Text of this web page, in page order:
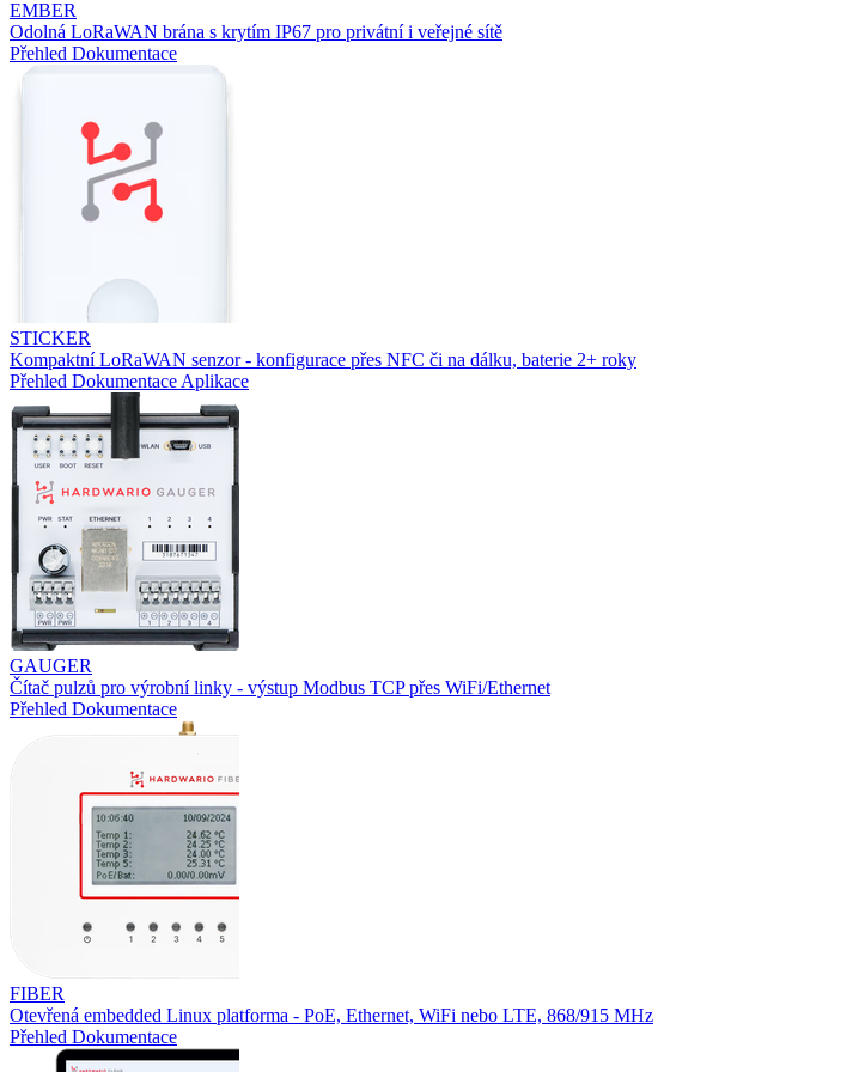
EMBER
Odolná LoRaWAN brána s krytím IP67 pro privátní i veřejné sítě
Přehled Dokumentace
STICKER
Kompaktní LoRaWAN senzor - konfigurace přes NFC či na dálku, baterie 2+ roky
Přehled Dokumentace Aplikace
GAUGER
Čítač pulzů pro výrobní linky - výstup Modbus TCP přes WiFi/Ethernet
Přehled Dokumentace
FIBER
Otevřená embedded Linux platforma - PoE, Ethernet, WiFi nebo LTE, 868/915 MHz
Přehled Dokumentace